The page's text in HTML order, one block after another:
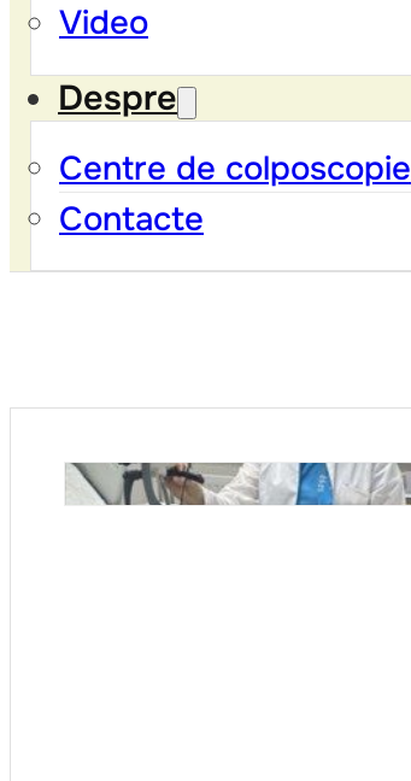
Video
Despre
Centre de colposcopie
Contacte